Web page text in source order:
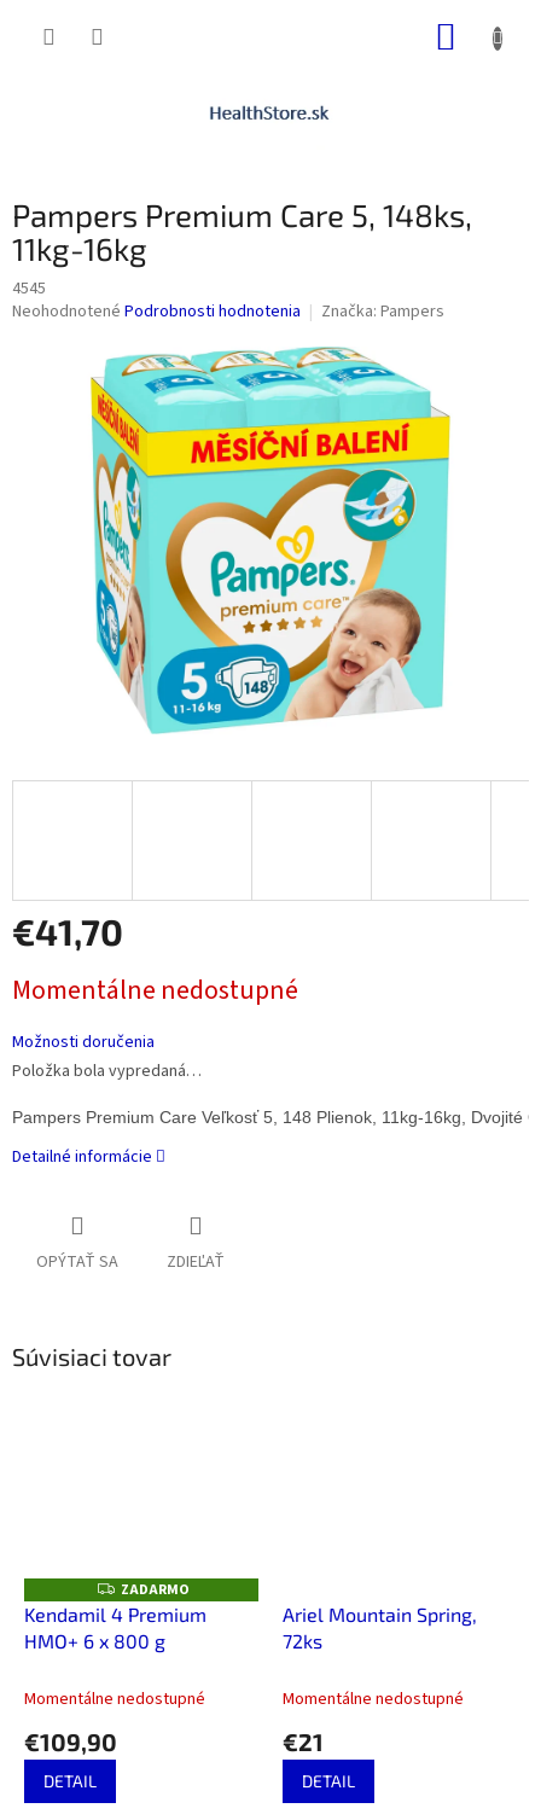
Pampers Premium Care 5, 148ks,
11kg-16kg
4545
Priemerné
hviezdičiek.
Neohodnotené Podrobnosti hodnotenia Značka: Pampers
€41,70
cena:
Momentálne nedostupné
Možnosti doručenia
Položka bola vypredaná…
Pampers Premium Care Veľkosť 5, 148 Plienok, 11kg-16kg, Dvojité
Detailné informácie
OPÝTAŤ SA ZDIEĽAŤ
Súvisiaci tovar
Z
A
D
A
ZADARMO
Kendamil 4 Premium
HMO+ 6 x 800 g
Momentálne nedostupné
€109,90
DETAIL
Ariel Mountain Spring,
72ks
Momentálne nedostupné
€21
DETAIL